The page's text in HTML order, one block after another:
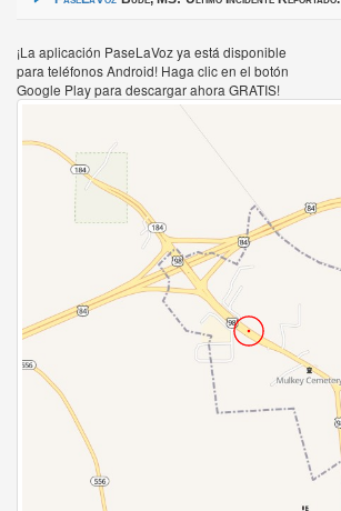
¡La aplicación PaseLaVoz ya está disponible
para teléfonos Android! Haga clic en el botón
Google Play para descargar ahora GRATIS!